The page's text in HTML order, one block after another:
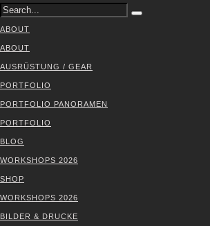
ABOUT
ABOUT
AUS­RÜS­TUNG / GEAR
PORT­FO­LIO
PORT­FO­LIO PAN­ORA­MEN
PORT­FO­LIO
BLOG
WORK­SHOPS 2026
SHOP
WORK­SHOPS 2026
BIL­DER & DRU­CKE